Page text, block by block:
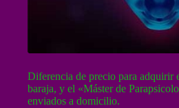
Diferencia de precio para adquirir
baraja, y el «Máster de
enviados a domicilio.